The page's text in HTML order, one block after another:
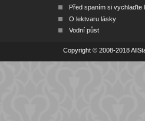
Před spaním si vychlaďte
O lektvaru lásky
Vodní půst
Copyright © 2008-2018